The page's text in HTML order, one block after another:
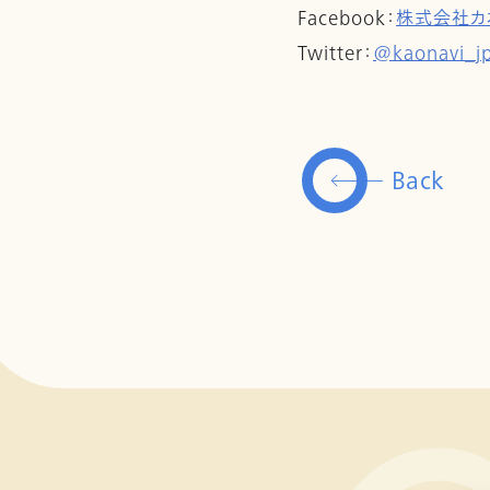
Facebook：株式会社カ
Twitter：
Back